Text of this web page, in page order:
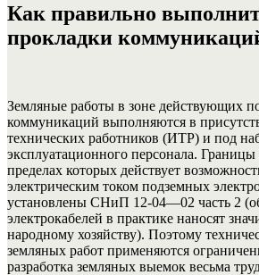
Как правильно
прокладки
Земляные работы в зоне действующих
коммуникаций выполняются в
технических работников (ИТР) и под
эксплуатационного персонала.
пределах которых действует
электрическим током подземных
установлены СНиП 12-04—02 часть 2
электрокабелей в практике наносят
народному хозяйству). Поэтому
земляных работ применяются
разработка земляных выемок весьма